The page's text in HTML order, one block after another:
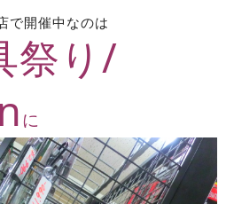
で開催中なのは
祭り/
に